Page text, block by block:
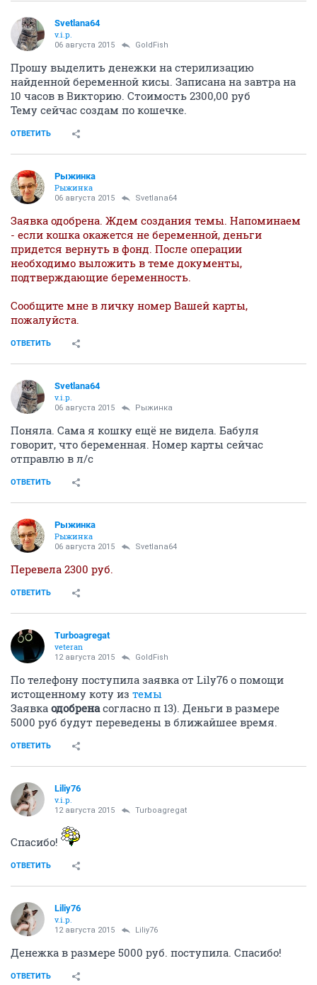
Svetlana64
v.i.p.
06 августа 2015 GoldFish
Прошу выделить денежки на стерилизацию
найденной беременной кисы. Записана на завтра на
10 часов в Викторию. Стоимость 2300,00 руб
Тему сейчас создам по кошечке.
ОТВЕТИТЬ
Рыжинка
Рыжинка
06 августа 2015 Svetlana64
Заявка одобрена. Ждем создания темы. Напоминаем
- если кошка окажется не беременной, деньги
придется вернуть в фонд. После операции
необходимо выложить в теме документы,
подтверждающие беременность.
Сообщите мне в личку номер Вашей карты,
пожалуйста.
ОТВЕТИТЬ
Svetlana64
v.i.p.
06 августа 2015 Рыжинка
Поняла. Сама я кошку ещё не видела. Бабуля
говорит, что беременная. Номер карты сейчас
отправлю в л/с
ОТВЕТИТЬ
Рыжинка
Рыжинка
06 августа 2015 Svetlana64
Перевела 2300 руб.
ОТВЕТИТЬ
Turboagregat
veteran
12 августа 2015 GoldFish
По телефону поступила заявка от Lily76 о помощи
истощенному коту из темы
Заявка одобренасогласно п 13). Деньги в размере
5000 руб будут переведены в ближайшее время.
ОТВЕТИТЬ
Liliy76
v.i.p.
12 августа 2015 Turboagregat
Спасибо!
ОТВЕТИТЬ
Liliy76
v.i.p.
12 августа 2015 Liliy76
Денежка в размере 5000 руб. поступила. Спасибо!
ОТВЕТИТЬ